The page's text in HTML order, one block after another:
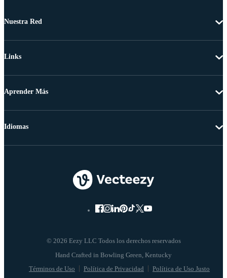
Nuestra Red
Links
Aprender Más
© 2026 Eezy LLC Todos los derechos reservados
Términos de Uso Política de Privacidad Política de Uso Justo
Idiomas